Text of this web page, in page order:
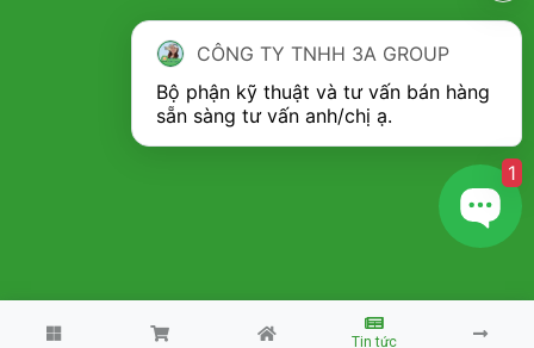
Copyright 2026 ©Máy nhà nông 3A
Tin tức
CÔNG TY TNHH 3A GROUP
Bộ phận kỹ thuật và tư vấn bán hàng
1